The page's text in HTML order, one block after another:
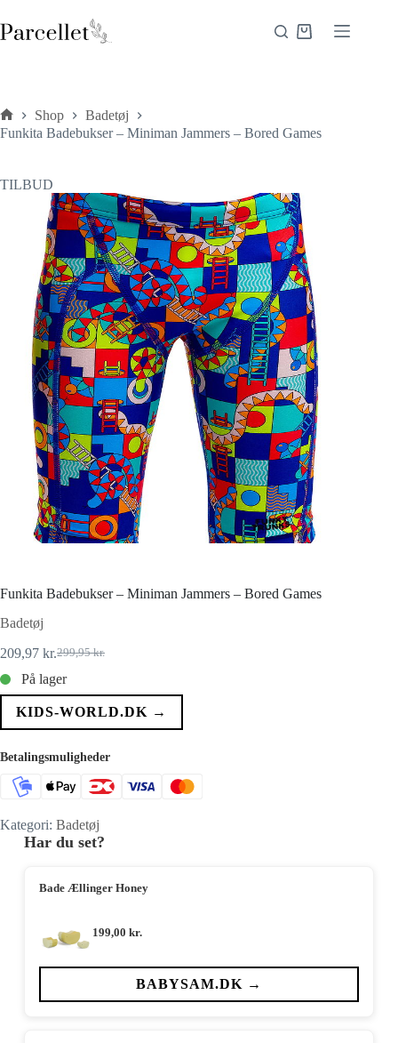
til
indhold
Indkøbskurv
Forside
Shop
Badetøj
Funkita Badebukser – Miniman Jammers – Bored Games
TILBUD
Funkita Badebukser – Miniman Jammers – Bored Games
Badetøj
299,95kr.
Den
oprindelige
pris
var:
209,97 kr.Den
aktuelle
pris
er:
På lager
KIDS-WORLD.DK →
Betalingsmuligheder
Kategori: Badetøj
Har du set?
Bade Ællinger Honey
199,00 kr.
BABYSAM.DK →